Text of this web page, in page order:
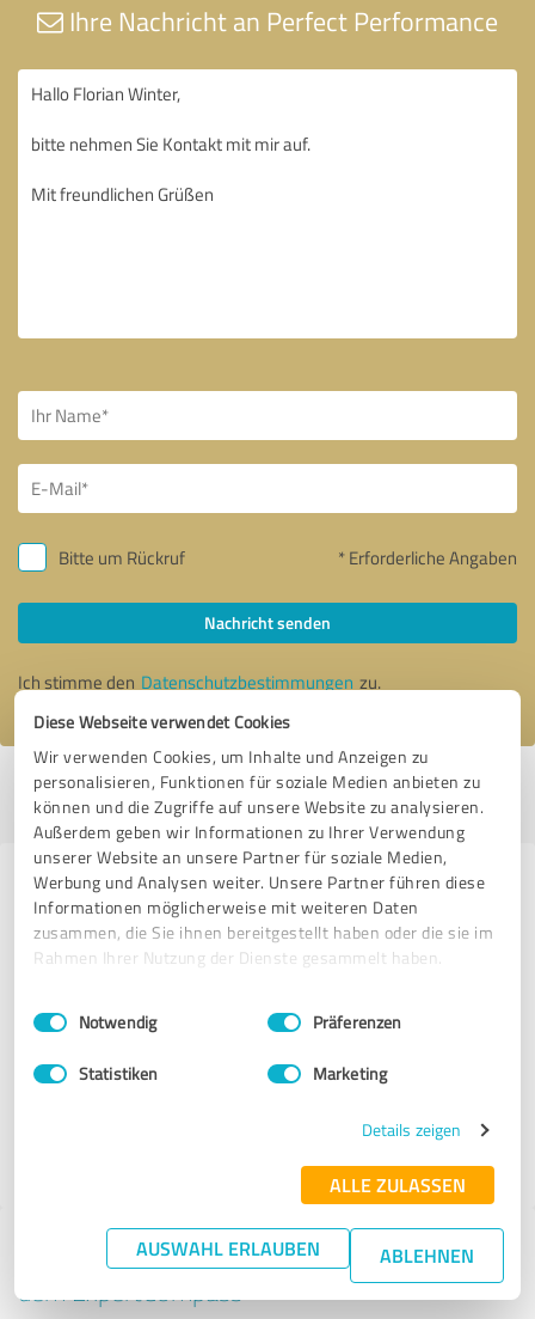
Diese Webseite verwendet Cookies
Wir verwenden Cookies, um Inhalte und Anzeigen zu
personalisieren, Funktionen für soziale Medien anbieten zu
können und die Zugriffe auf unsere Website zu analysieren.
Außerdem geben wir Informationen zu Ihrer Verwendung
unserer Website an unsere Partner für soziale Medien,
Werbung und Analysen weiter. Unsere Partner führen diese
Informationen möglicherweise mit weiteren Daten
zusammen, die Sie ihnen bereitgestellt haben oder die sie im
Rahmen Ihrer Nutzung der Dienste gesammelt haben.
Impressum Datenschutzbestimmungen
Einwilligungsauswahl
Notwendig Präferenzen
Statistiken Marketing
Details zeigen
ALLE ZULASSEN
AUSWAHL ERLAUBEN ABLEHNEN
Ihre Nachricht an Perfect Performance
Bitte um Rückruf * Erforderliche Angaben
Nachricht senden
Ich stimme den Datenschutzbestimmungen zu.
Profil aktiv seit 12.03.2022 |Letzte Aktualisierung: 31.07.2024|Profil
melden
Erfahrungen zu weiteren
Anbietern aus dem Bereich
Wellness
Jürgen Woldt
Tipp: Die passenden Experten finden - mit
dem ExpertCompass